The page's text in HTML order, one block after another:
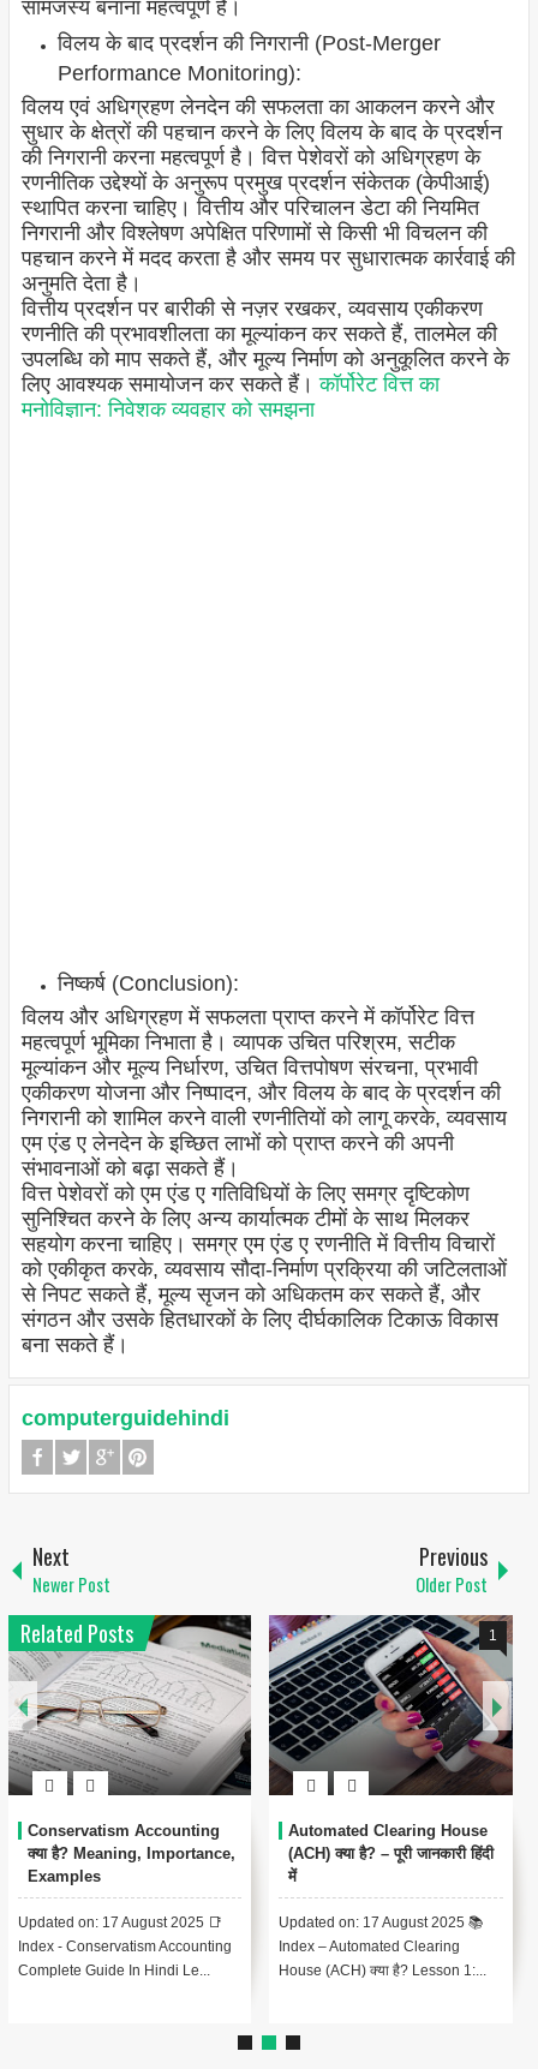
सामंजस्य बनाना महत्वपूर्ण है।
विलय के बाद प्रदर्शन की निगरानी (Post-Merger
Performance Monitoring):
विलय एवं अधिग्रहण लेनदेन की सफलता का आकलन करने और
सुधार के क्षेत्रों की पहचान करने के लिए विलय के बाद के प्रदर्शन
की निगरानी करना महत्वपूर्ण है। वित्त पेशेवरों को अधिग्रहण के
रणनीतिक उद्देश्यों के अनुरूप प्रमुख प्रदर्शन संकेतक (केपीआई)
स्थापित करना चाहिए। वित्तीय और परिचालन डेटा की नियमित
निगरानी और विश्लेषण अपेक्षित परिणामों से किसी भी विचलन की
पहचान करने में मदद करता है और समय पर सुधारात्मक कार्रवाई की
अनुमति देता है।
वित्तीय प्रदर्शन पर बारीकी से नज़र रखकर, व्यवसाय एकीकरण
रणनीति की प्रभावशीलता का मूल्यांकन कर सकते हैं, तालमेल की
उपलब्धि को माप सकते हैं, और मूल्य निर्माण को अनुकूलित करने के
लिए आवश्यक समायोजन कर सकते हैं।कॉर्पोरेट वित्त का
मनोविज्ञान: निवेशक व्यवहार को समझना
निष्कर्ष (Conclusion):
विलय और अधिग्रहण में सफलता प्राप्त करने में कॉर्पोरेट वित्त
महत्वपूर्ण भूमिका निभाता है। व्यापक उचित परिश्रम, सटीक
मूल्यांकन और मूल्य निर्धारण, उचित वित्तपोषण संरचना, प्रभावी
एकीकरण योजना और निष्पादन, और विलय के बाद के प्रदर्शन की
निगरानी को शामिल करने वाली रणनीतियों को लागू करके, व्यवसाय
एम एंड ए लेनदेन के इच्छित लाभों को प्राप्त करने की अपनी
संभावनाओं को बढ़ा सकते हैं।
वित्त पेशेवरों को एम एंड ए गतिविधियों के लिए समग्र दृष्टिकोण
सुनिश्चित करने के लिए अन्य कार्यात्मक टीमों के साथ मिलकर
सहयोग करना चाहिए। समग्र एम एंड ए रणनीति में वित्तीय विचारों
को एकीकृत करके, व्यवसाय सौदा-निर्माण प्रक्रिया की जटिलताओं
से निपट सकते हैं, मूल्य सृजन को अधिकतम कर सकते हैं, और
संगठन और उसके हितधारकों के लिए दीर्घकालिक टिकाऊ विकास
बना सकते हैं।
computerguidehindi
Next
Newer Post
Previous
Older Post
Related Posts
Conservatism Accounting
क्या है? Meaning, Importance,
Examples
Updated on: 17 August 2025 📑
Index - Conservatism Accounting
Complete Guide In Hindi Le...
1
Automated Clearing House
(ACH) क्या है? – पूरी जानकारी हिंदी
में
Updated on: 17 August 2025 📚
Index – Automated Clearing
House (ACH) क्या है? Lesson 1:...